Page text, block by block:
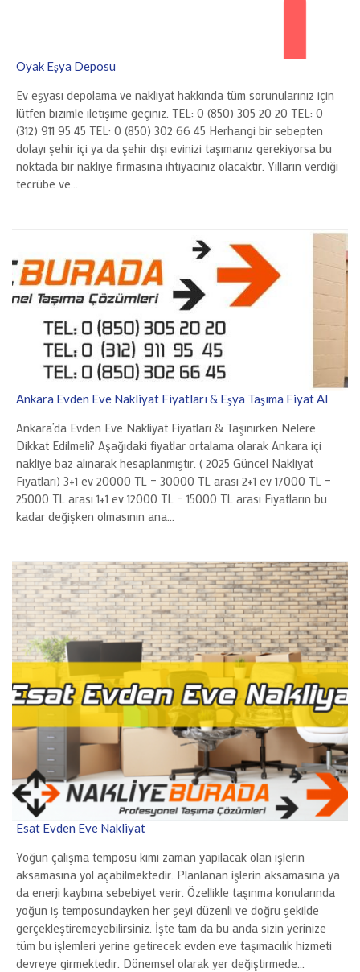
Oyak Eşya Deposu
Ev eşyası depolama ve nakliyat hakkında tüm sorunularınız için
lütfen bizimle iletişime geçiniz. TEL: 0 (850) 305 20 20 TEL: 0
(312) 911 95 45 TEL: 0 (850) 302 66 45 Herhangi bir sebepten
dolayı şehir içi ya da şehir dışı evinizi taşımanız gerekiyorsa bu
noktada bir nakliye firmasına ihtiyacınız olacaktır. Yılların verdiği
tecrübe ve…
Ankara Evden Eve Nakliyat Fiyatları & Eşya Taşıma Fiyat Al
Ankara’da Evden Eve Nakliyat Fiyatları & Taşınırken Nelere
Dikkat Edilmeli? Aşağıdaki fiyatlar ortalama olarak Ankara içi
nakliye baz alınarak hesaplanmıştır. ( 2025 Güncel Nakliyat
Fiyatları) 3+1 ev 20000 TL – 30000 TL arası 2+1 ev 17000 TL –
25000 TL arası 1+1 ev 12000 TL – 15000 TL arası Fiyatların bu
kadar değişken olmasının ana…
Esat Evden Eve Nakliyat
Yoğun çalışma temposu kimi zaman yapılacak olan işlerin
aksamasına yol açabilmektedir. Planlanan işlerin aksamasına ya
da enerji kaybına sebebiyet verir. Özellikle taşınma konularında
yoğun iş temposundayken her şeyi düzenli ve doğru şekilde
gerçekleştiremeyebilirsiniz. İşte tam da bu anda sizin yerinize
tüm bu işlemleri yerine getirecek evden eve taşımacılık hizmeti
devreye girmektedir. Dönemsel olarak yer değiştirmede…